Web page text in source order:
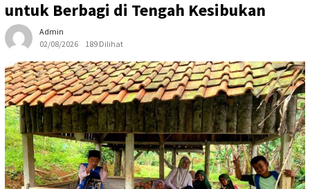
untuk Berbagi di Tengah Kesibukan
Admin
02/08/2026
189 Dilihat